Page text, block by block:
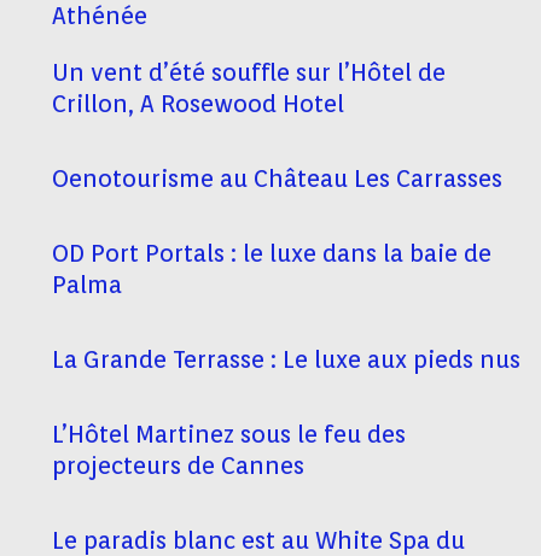
Athénée
Un vent d’été souffle sur l’Hôtel de
Crillon, A Rosewood Hotel
Oenotourisme au Château Les Carrasses
OD Port Portals : le luxe dans la baie de
Palma
La Grande Terrasse : Le luxe aux pieds nus
L’Hôtel Martinez sous le feu des
projecteurs de Cannes
Le paradis blanc est au White Spa du